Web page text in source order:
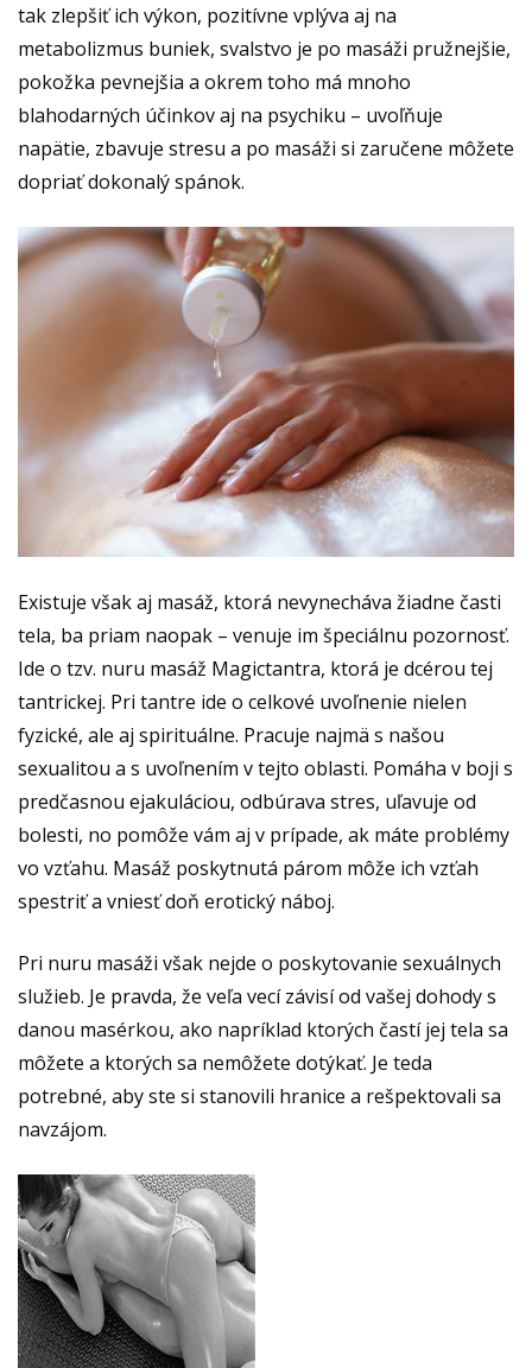
tak zlepšiť ich výkon, pozitívne vplýva aj na
metabolizmus buniek, svalstvo je po masáži pružnejšie,
pokožka pevnejšia a okrem toho má mnoho
blahodarných účinkov aj na psychiku – uvoľňuje
napätie, zbavuje stresu a po masáži si zaručene môžete
dopriať dokonalý spánok.
Existuje však aj masáž, ktorá nevynecháva žiadne časti
tela, ba priam naopak – venuje im špeciálnu pozornosť.
Ide o tzv. nuru masáž Magictantra, ktorá je dcérou tej
tantrickej. Pri tantre ide o celkové uvoľnenie nielen
fyzické, ale aj spirituálne. Pracuje najmä s našou
sexualitou a s uvoľnením v tejto oblasti. Pomáha v boji s
predčasnou ejakuláciou, odbúrava stres, uľavuje od
bolesti, no pomôže vám aj v prípade, ak máte problémy
vo vzťahu. Masáž poskytnutá párom môže ich vzťah
spestriť a vniesť doň erotický náboj.
Pri nuru masáži však nejde o poskytovanie sexuálnych
služieb. Je pravda, že veľa vecí závisí od vašej dohody s
danou masérkou, ako napríklad ktorých častí jej tela sa
môžete a ktorých sa nemôžete dotýkať. Je teda
potrebné, aby ste si stanovili hranice a rešpektovali sa
navzájom.